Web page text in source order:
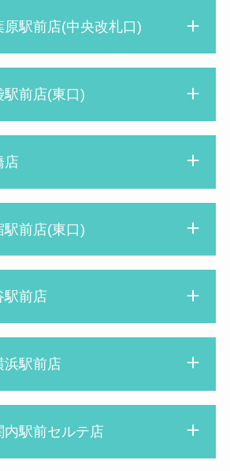
原駅前店(中央改札口)
駅前店(東口)
店
駅前店(東口)
駅前店
浜駅前店
内駅前セルテ店